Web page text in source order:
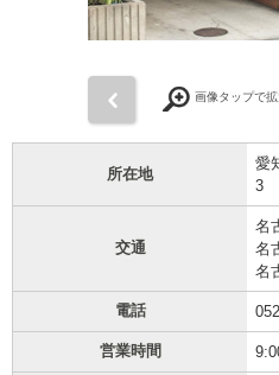
画像タップで
所在地
愛
3
交通
名
名
名
電話
営業時間